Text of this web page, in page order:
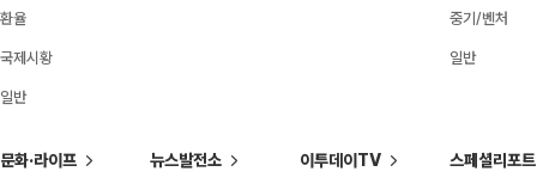
환율
국제시황
일반
중기/벤처
일반
문화·라이프 뉴스발전소 이투데이TV 스페셜리포트